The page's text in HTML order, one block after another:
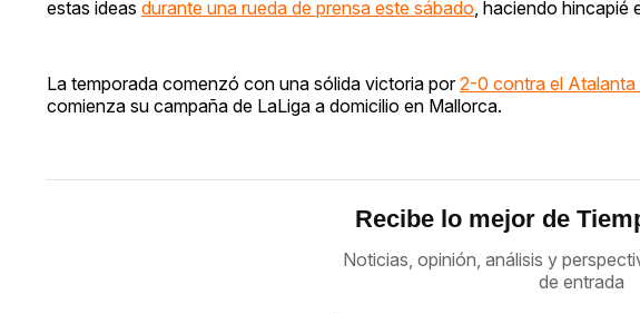
estas ideas durante una rueda de prensa este sábado , haciendo
La temporada comenzó con una sólida victoria por2-0 contra el Atalanta
comienza su campaña de LaLiga a domicilio en Mallorca.
Recibe lo mejor de
Noticias, opinión, análisis y
de entrada